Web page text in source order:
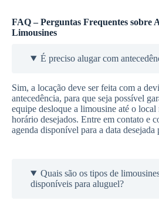
FAQ – Perguntas Frequentes sobre
Limousines
É preciso alugar com
Sim, a locação deve ser feita com a
antecedência, para que seja possível
equipe desloque a limousine até o local
horário desejados. Entre em contato e
agenda disponível para a data desejada
Quais são os tipos de
disponíveis para aluguel?